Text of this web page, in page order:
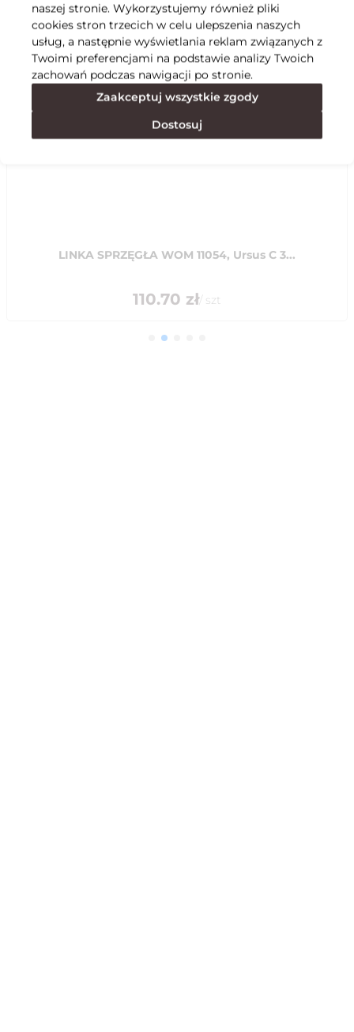
Specyfikacja
Polecane
LINKA SPRZĘGŁA WOM 11054, Ursus C 3...
110.70 zł/ szt
naszej stronie. Wykorzystujemy również pliki
cookies stron trzecich w celu ulepszenia naszych
usług, a następnie wyświetlania reklam związanych z
Twoimi preferencjami na podstawie analizy Twoich
zachowań podczas nawigacji po stronie.
Zaakceptuj wszystkie zgody
Dostosuj